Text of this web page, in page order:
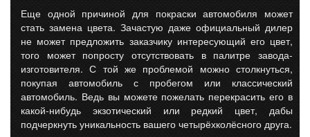
Еще одной причиной для покраски автомобиля может
стать замена цвета. Зачастую даже официальный дилер
не может предложить заказчику интересующий его цвет,
того может попросту отсутствовать в палитре завода-
изготовителя. С той же проблемой можно столкнуться,
покупая автомобиль с пробегом или классический
автомобиль. Ведь вы можете пожелать перекрасить его в
какой-нибудь экзотический или редкий цвет, дабы
подчеркнуть уникальность вашего четырёхколёсного друга.